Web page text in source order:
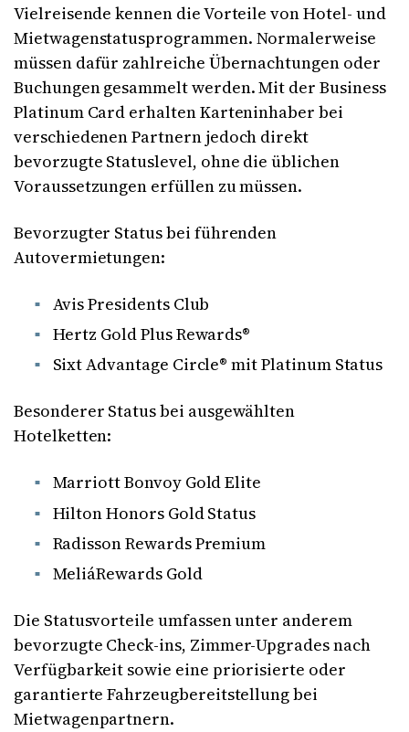
Vielreisende kennen die Vorteile von Hotel- und
Mietwagenstatusprogrammen. Normalerweise
müssen dafür zahlreiche Übernachtungen oder
Buchungen gesammelt werden. Mit der Business
Platinum Card erhalten Karteninhaber bei
verschiedenen Partnern jedoch direkt
bevorzugte Statuslevel, ohne die üblichen
Voraussetzungen erfüllen zu müssen.
Bevorzugter Status bei führenden
Autovermietungen:
Avis Presidents Club
Hertz Gold Plus Rewards®
Sixt Advantage Circle® mit Platinum Status
Besonderer Status bei ausgewählten
Hotelketten:
Marriott Bonvoy Gold Elite
Hilton Honors Gold Status
Radisson Rewards Premium
MeliáRewards Gold
Die Statusvorteile umfassen unter anderem
bevorzugte Check-ins, Zimmer-Upgrades nach
Verfügbarkeit sowie eine priorisierte oder
garantierte Fahrzeugbereitstellung bei
Mietwagenpartnern.